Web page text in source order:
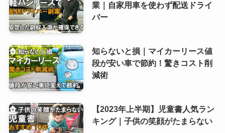
業｜自家用車を使わず配送ドライ
バー
知らないと損｜マイカーリース値
段が安い車で節約！驚きコスト削
減術
【2023年上半期】児童書人気ラン
キング｜子供の笑顔がたまらない